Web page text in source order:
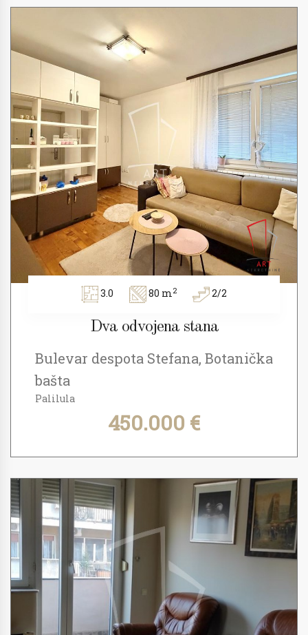
3.0 80 m2 2/2
Dva odvojena stana
Bulevar despota Stefana, Botanička
bašta
Palilula
450.000 €